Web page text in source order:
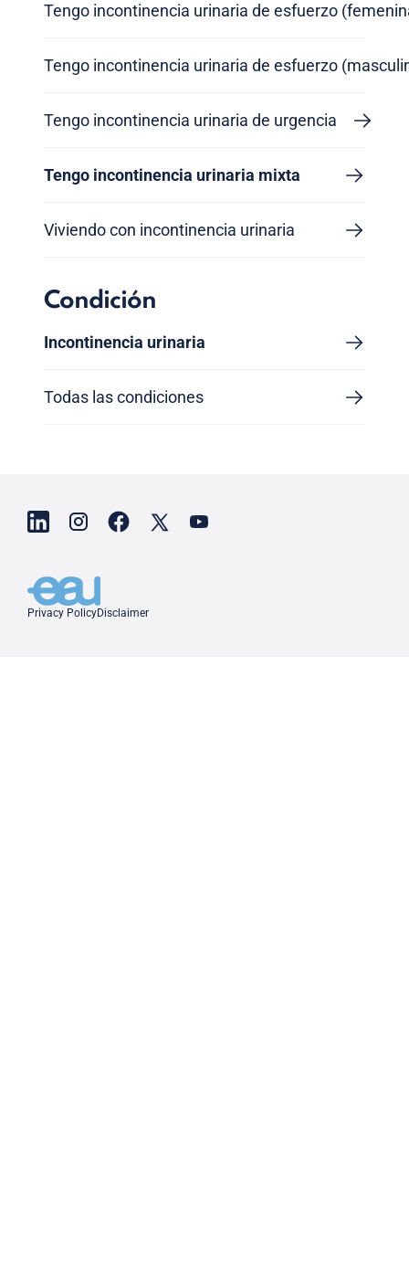
Tengo incontinencia urinaria de esfuerzo
Tengo incontinencia urinaria de esfuerzo
Tengo incontinencia urinaria de urgencia
Tengo incontinencia urinaria mixta
Viviendo con incontinencia urinaria
Condición
Incontinencia urinaria
Todas las condiciones
Privacy PolicyDisclaimer